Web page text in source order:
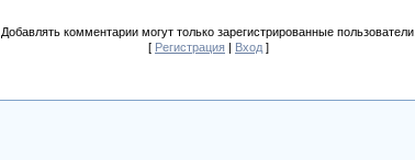
Добавлять комментарии могут только зарегистрированные пользователи.
[ Регистрация | Вход ]